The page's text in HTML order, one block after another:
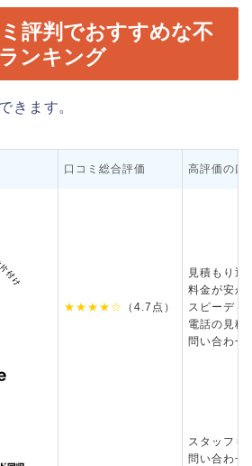
評判でおすすめな不
ンキング
きます。
口コミ総合評価 高評価の口
★★★★☆ （4.7点）
見積もり通
料金が安か
スピーディ
電話の見積
問い合わせ
スタッフも
問い合わせ